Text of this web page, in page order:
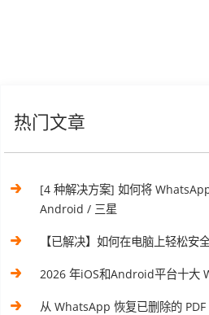
热门文章
[4 种解决方案] 如何将
Android / 三星
【已解决】如何在电脑上轻松安
2026 年iOS和Android平台十大
从 WhatsApp 恢复已删除的 PDF